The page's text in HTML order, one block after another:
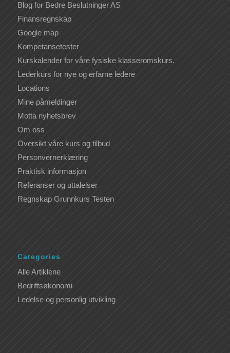
Blog for Bedre Beslutninger AS
Finansregnskap
Google map
Kompetansetester
Kurskalender for våre fysiske klasseromskurs.
Lederkurs for nye og erfarne ledere
Locations
Mine påmeldinger
Motta nyhetsbrev
Om oss
Oversikt våre kurs og tilbud
Personvernerklæring
Praktisk informasjon
Referanser og uttalelser
Regnskap Grunnkurs Testen
Categories
Alle Artiklene
Bedriftsøkonomi
Ledelse og personlig utvikling